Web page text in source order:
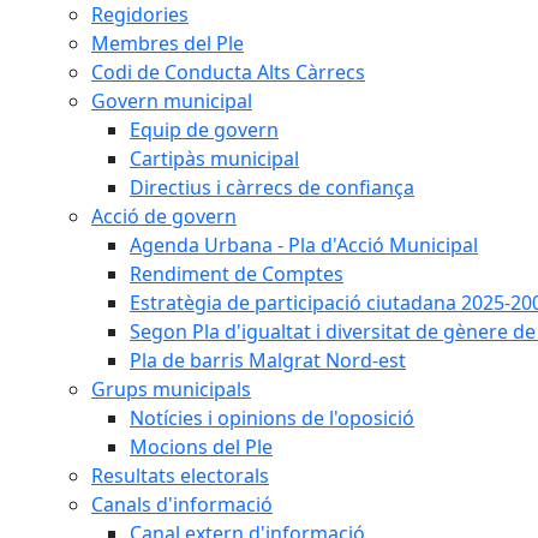
Regidories
Membres del Ple
Codi de Conducta Alts Càrrecs
Govern municipal
Equip de govern
Cartipàs municipal
Directius i càrrecs de confiança
Acció de govern
Agenda Urbana - Pla d'Acció Municipal
Rendiment de Comptes
Estratègia de participació ciutadana 2025-
Segon Pla d'igualtat i diversitat de gènere
Pla de barris Malgrat Nord-est
Grups municipals
Notícies i opinions de l'oposició
Mocions del Ple
Resultats electorals
Canals d'informació